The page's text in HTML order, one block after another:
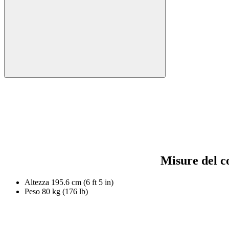
Misure del
Altezza 195.6 cm (6 ft 5 in)
Peso 80 kg (176 lb)